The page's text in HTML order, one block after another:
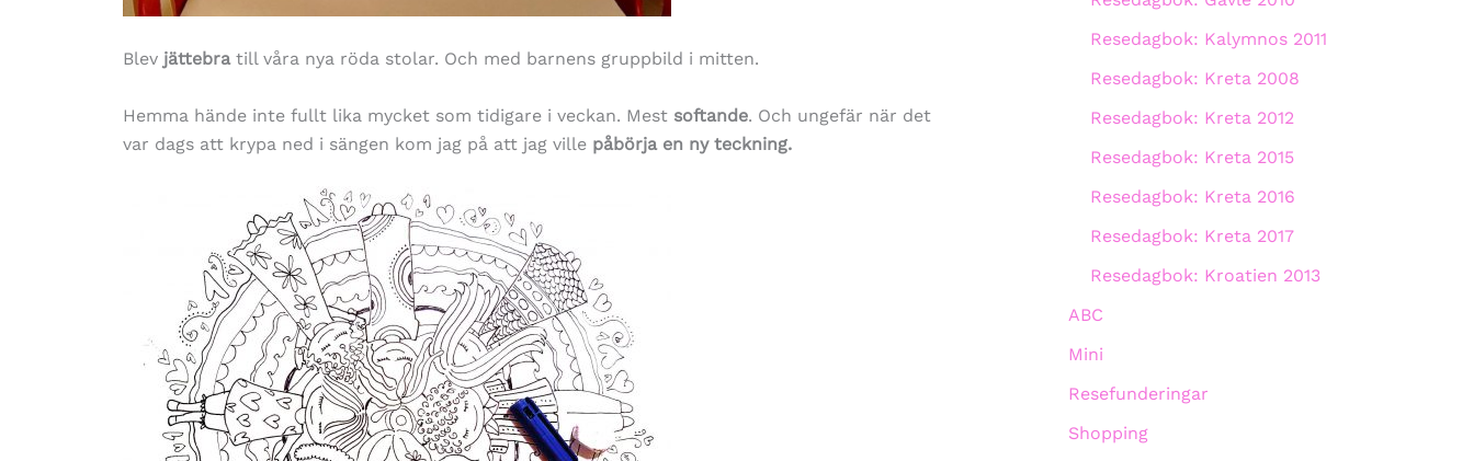
Blev jättebratill våra nya röda stolar. Och med barnens gruppbild i mitten.
Hemma hände inte fullt lika mycket som tidigare i veckan. Mest softande. Och ungefär när det
var dags att krypa ned i sängen kom jag på att jag ville påbörja en ny teckning.
Resedagbok: Kalymnos 2011
Resedagbok: Kreta 2008
Resedagbok: Kreta 2012
Resedagbok: Kreta 2015
Resedagbok: Kreta 2016
Resedagbok: Kreta 2017
Resedagbok: Kroatien 2013
ABC
Mini
Resefunderingar
Shopping